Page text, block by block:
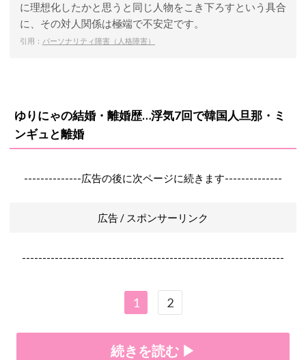
に理想化したかと思うと同じ人物をこき下ろすという具合
に、その対人関係は極端で不安定です。
引用： パーソナリティ障害（人格障害）
ゆりにゃの結婚・離婚歴…浮気7回で韓国人旦那・ミ
ンギュと離婚
--------------広告の後に次ページに続きます--------------
広告 / スポンサーリンク
----------------------------------------------------------------
1 2
続きを読む ▶